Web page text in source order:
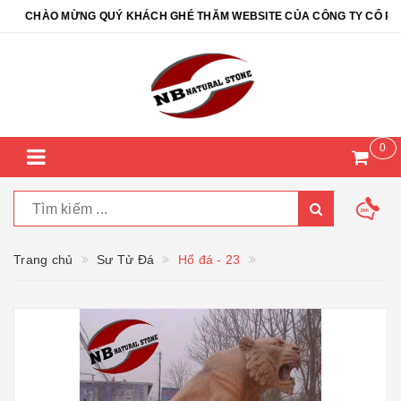
CHÀO MỪNG QUÝ KHÁCH GHÉ THĂM WEBSITE CỦA CÔNG TY CỔ
0
Trang chủ Sư Tử Đá Hổ đá - 23